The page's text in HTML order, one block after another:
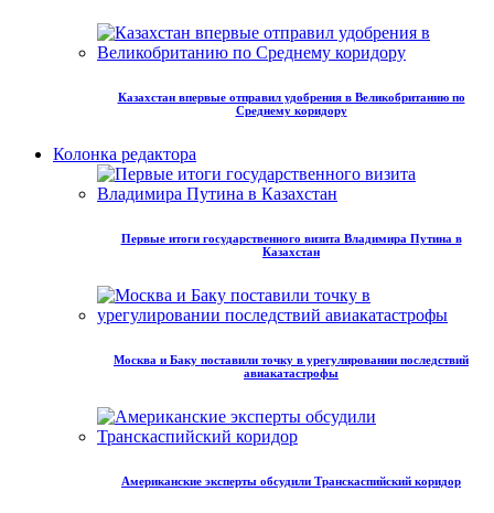
Казахстан впервые отправил удобрения в Великобританию по
Среднему коридору
Колонка редактора
Первые итоги государственного визита Владимира Путина в
Казахстан
Москва и Баку поставили точку в урегулировании последствий
авиакатастрофы
Американские эксперты обсудили Транскаспийский коридор